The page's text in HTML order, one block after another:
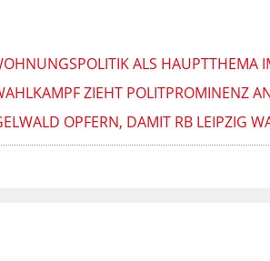
ALS HAUPTTHEMA
ZIEHT POLITPROMINENZ
OPFERN, DAMIT RB LEIPZIG